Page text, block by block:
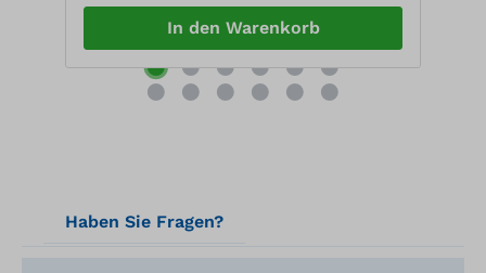
In den Warenkorb
Haben Sie Fragen?